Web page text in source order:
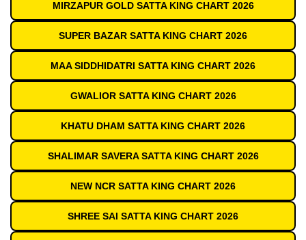
MIRZAPUR GOLD SATTA KING CHART 2026
SUPER BAZAR SATTA KING CHART 2026
MAA SIDDHIDATRI SATTA KING CHART 2026
GWALIOR SATTA KING CHART 2026
KHATU DHAM SATTA KING CHART 2026
SHALIMAR SAVERA SATTA KING CHART 2026
NEW NCR SATTA KING CHART 2026
SHREE SAI SATTA KING CHART 2026